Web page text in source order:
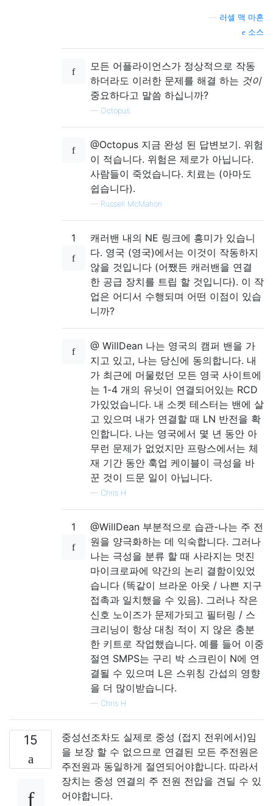
러셀 맥 마혼
소스
모든 어플라이언스가 정상적으로 작동
하더라도 이러한 문제를 해결 하는 것이
중요하다고 말씀 하십니까?
— Octopus
@Octopus 지금 완성 된 답변보기. 위험
이 적습니다. 위험은 제로가 아닙니다.
사람들이 죽었습니다. 치료는 (아마도
쉽습니다).
— Russell McMahon
1
캐러밴 내의 NE 링크에 흥미가 있습니
다. 영국 (영국)에서는 이것이 작동하지
않을 것입니다 (어쨌든 캐러밴을 연결
한 공급 장치를 트립 할 것입니다). 이 작
업은 어디서 수행되며 어떤 이점이 있습
니까?
@ WillDean 나는 영국의 캠퍼 밴을 가
지고 있고, 나는 당신에 동의합니다. 내
가 최근에 머물렀던 모든 영국 사이트에
는 1-4 개의 유닛이 연결되어있는 RCD
가있었습니다. 내 소켓 테스터는 밴에 살
고 있으며 내가 연결할 때 LN 반전을 확
인합니다. 나는 영국에서 몇 년 동안 아
무런 문제가 없었지만 프랑스에서는 체
재 기간 동안 훅업 케이블이 극성을 바
꾼 것이 드문 일이 아닙니다.
— Chris H
1
@WillDean 부분적으로 습관-나는 주 전
원을 양극화하는 데 익숙합니다. 그러나
나는 극성을 분류 할 때 사라지는 멋진
마이크로파에 약간의 논리 결함이있었
습니다 (똑같이 브라운 아웃 / 나쁜 지구
접촉과 일치했을 수 있음). 그러나 작은
신호 노이즈가 문제가되고 필터링 / 스
크리닝이 항상 대칭 적이 지 않은 충분
한 키트로 작업했습니다. 예를 들어 이중
절연 SMPS는 구리 박 스크린이 N에 연
결될 수 있으며 L은 스위칭 간섭의 영향
을 더 많이받습니다.
— Chris H
15
중성선조차도 실제로 중성 (접지 전위에서)임
을 보장 할 수 없으므로 연결된 모든 주전원은
주전원과 동일하게 절연되어야합니다. 따라서
장치는 중성 연결의 주 전원 전압을 견딜 수 있
어야합니다.